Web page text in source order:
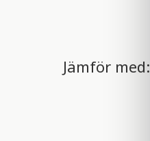
Jämför med: